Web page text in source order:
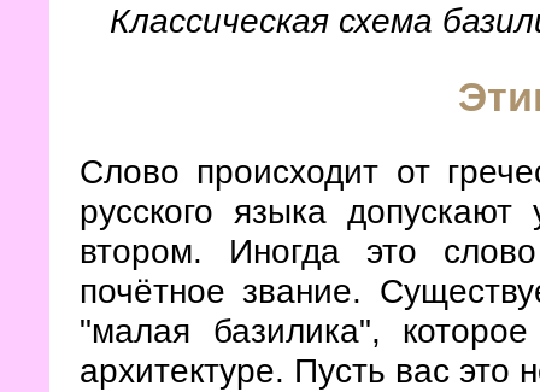
Классическая схема
Слово происходит от
русского языка
втором. Иногда это
почётное звание.
"малая базилика",
архитектуре. Пусть вас это